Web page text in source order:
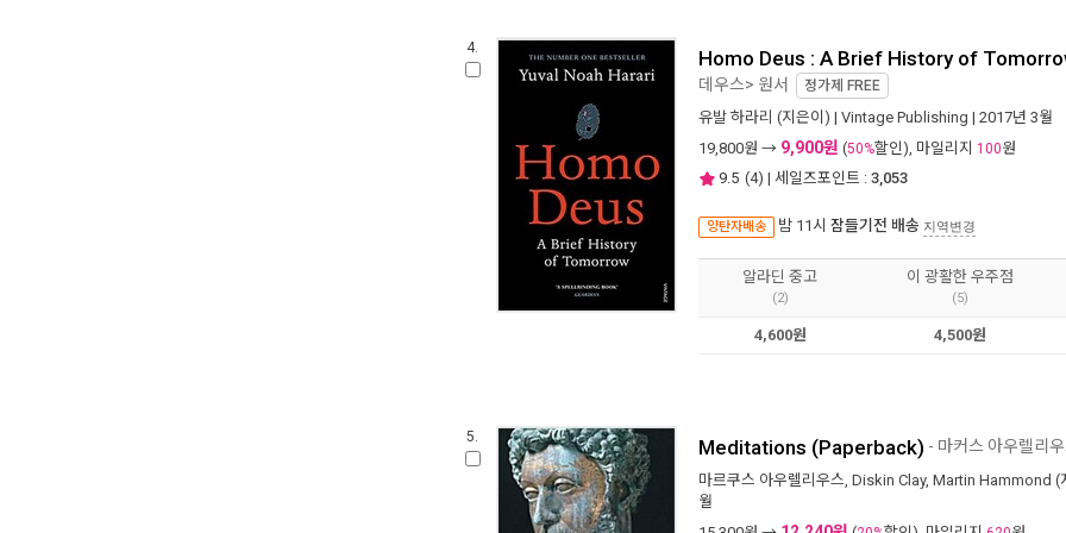
4. Homo Deus : A Brief History of
데우스> 원서 정가제 FREE
유발 하라리 (지은이) | Vintage Publishing | 2017년 3월
19,800원 → 9,900원 (50%할인), 마일리지 100원
9.5 (4) | 세일즈포인트 : 3,053
양탄자배송 밤 11시 잠들기전 배송 지역변경
알라딘 중고
(2)
이 광활한 우주점
(5)
4,600원 4,500원
5. Meditations (Paperback) - 마커스 아우렐리
마르쿠스 아우렐리우스, Diskin Clay, Martin Hammond (
월